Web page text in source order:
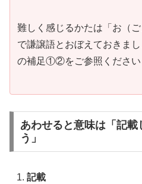
難しく感じるかたは「お（
で謙譲語とおぼえておきま
の補足①②をご参照ください
あわせると意味は「記載
う」
記載